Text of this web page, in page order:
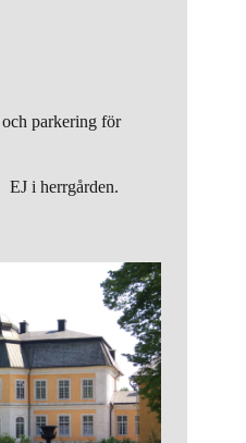
parkering för
EJ i herrgården.